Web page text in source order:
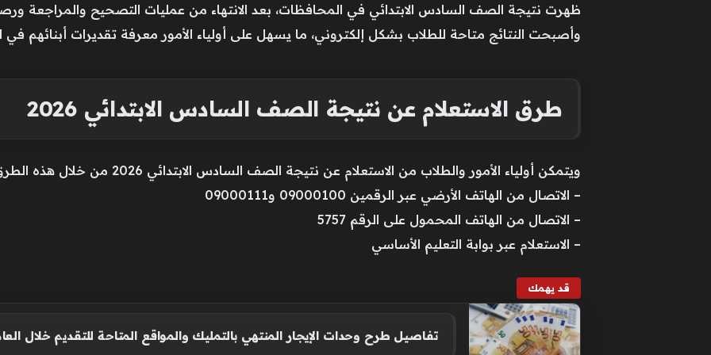
ظهرت نتيجة الصف السادس الابتدائي في المحافظات، بعد الانتهاء من عمليات التصحيح والمراجعة
وأصبحت النتائج متاحة للطلاب بشكل إلكتروني، ما يسهل على أولياء الأمور معرفة تقديرات أبنائهم في
طرق الاستعلام عن نتيجة الصف السادس الابتدائي 2026
ويتمكن أولياء الأمور والطلاب من الاستعلام عن نتيجة الصف السادس الابتدائي 2026 من خلال هذه الطرق:
– الاتصال من الهاتف الأرضي عبر الرقمين 09000100 و09000111
– الاتصال من الهاتف المحمول على الرقم 5757
– الاستعلام عبر بوابة التعليم الأساسي
قد يهمك
تفاصيل طرح وحدات الإيجار المنتهي بالتمليك والمواقع المتاحة للتقديم خلال